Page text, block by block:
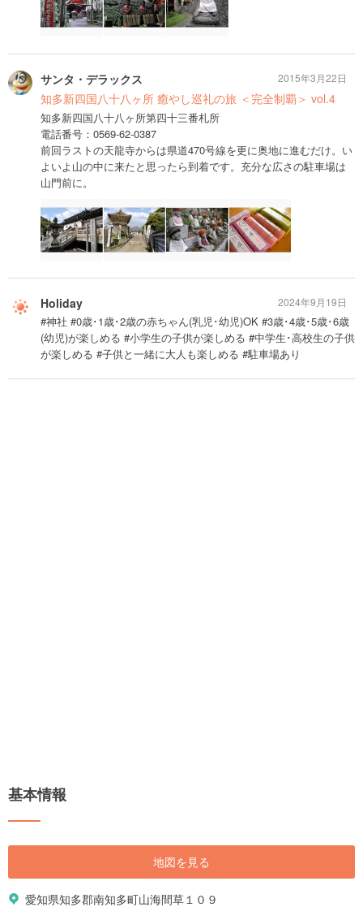
サンタ・デラックス
知多新四国八十八ヶ所 癒やし巡礼の旅 ＜完全制覇＞ vol.4
知多新四国八十八ヶ所第四十三番札所
電話番号：0569-62-0387
前回ラストの天龍寺からは県道470号線を更に奥地に進むだけ。い
よいよ山の中に来たと思ったら到着です。充分な広さの駐車場は
山門前に。
2015年3月22日
Holiday
#神社 #0歳･1歳･2歳の赤ちゃん(乳児･幼児)OK #3歳･4歳･5歳･6歳
(幼児)が楽しめる #小学生の子供が楽しめる #中学生･高校生の子供
が楽しめる #子供と一緒に大人も楽しめる #駐車場あり
2024年9月19日
基本情報
地図を見る
愛知県知多郡南知多町山海間草１０９